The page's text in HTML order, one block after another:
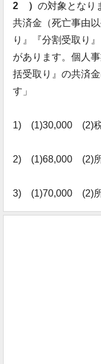
2 ） の対象となり
共済金（死亡事由
り』『分割受取り
があります。個人
括受取り』の共済金
す」
1) (1)30,000 (2)
2) (1)68,000 (2)
3) (1)70,000 (2)